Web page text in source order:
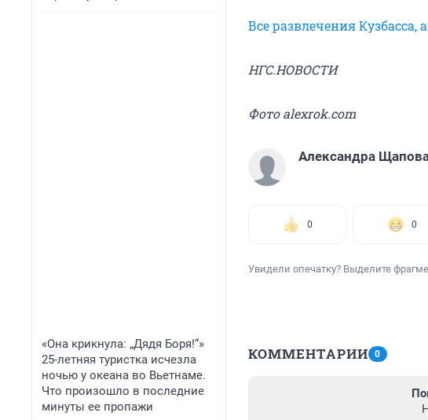
«Она крикнула: „Дядя Боря!“»
25-летняя туристка исчезла
ночью у океана во Вьетнаме.
Что произошло в последние
минуты ее пропажи
Все развлечения
НГС.НОВОСТИ
Фото alexrok.com
Александра
0 0
Увидели опечатку? Выделите
КОММЕНТАРИИ 0